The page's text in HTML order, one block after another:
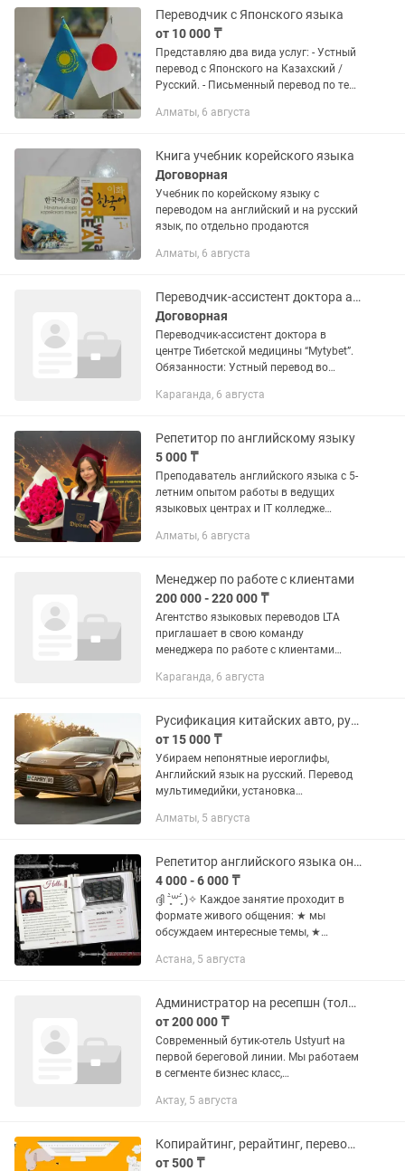
Переводчик с Японского языка
от 10 000 ₸
Представляю два вида услуг: - Устный
перевод с Японского на Казахский /
Русский. - Письменный перевод по тем
переведу тексты различной тематики: -
Алматы, 6 августа
Книга учебник корейского языка
Договорная
Учебник по корейскому языку с
переводом на английский и на русский
язык, по отдельно продаются
Алматы, 6 августа
Переводчик-ассистент доктора английского языка
Договорная
Переводчик-ассистент доктора в
центре Тибетской медицины “Mytybet”.
Обязанности: Устный перевод во
английский). Сопровождение и
Караганда, 6 августа
Репетитор по английскому языку
5 000 ₸
Преподаватель английского языка с 5-
летним опытом работы в ведущих
языковых центрах и IT колледже
Avenue», «Digital College»). Важно: 👩🏻
Алматы, 6 августа
Менеджер по работе с клиентами
200 000 - 220 000 ₸
Агентство языковых переводов LTA
приглашает в свою команду
менеджера по работе с клиентами
клиентов по услугам перевода Прием,
...
Караганда, 6 августа
Русификация китайских авто, руссификация Toyota
от 15 000 ₸
Убираем непонятные иероглифы,
Английский язык на русский. Перевод
мультимедийки, установка
Кинопоиск, Яндекс музыка и т.д).
Алматы, 5 августа
Репетитор английского языка онлайн
4 000 - 6 000 ₸
ദ്ദി ˉ͈̀꒳ˉ͈́ )✧ Каждое занятие проходит в
формате живого общения: ★ мы
обсуждаем интересные темы, ★
выполняем креативные задания,
Астана, 5 августа
Администратор на ресепшн (только ночные смены)
от 200 000 ₸
Современный бутик-отель Ustyurt на
первой береговой линии. Мы работаем
в сегменте бизнес класс,
внимание к деталям. Ищем
смены) ,...
Актау, 5 августа
Копирайтинг, рерайтинг, перевод, редактура быстро и профессионально
от 500 ₸